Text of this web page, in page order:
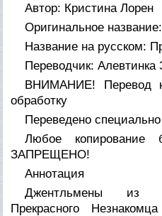
Автор: Кристина Лорен
Оригинальное
Название на русском:
Переводчик: Алевтинка
ВНИМАНИЕ! Перевод
обработку
Переведено
Любое копирование
ЗАПРЕЩЕНО!
Аннотация
Джентльмены из
Прекрасного